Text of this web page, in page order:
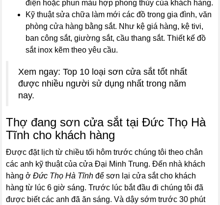
điện hoặc phun màu hợp phong thủy của khách hàng.
Kỹ thuật sửa chữa làm mới các đồ trong gia đình, văn
phòng cửa hàng bằng sắt. Như kệ giá hàng, kệ tivi,
ban công sắt, giường sắt, cầu thang sắt. Thiết kế đồ
sắt inox kẽm theo yêu cầu.
Xem ngay: Top 10 loại sơn cửa sắt tốt nhất
được nhiều người sử dụng nhất trong năm
nay.
Thợ đang sơn cửa sắt tại Đức Thọ Hà
Tĩnh cho khách hàng
Được đặt lịch từ chiều tối hôm trước chúng tôi theo chân
các anh kỹ thuật của cửa Đại Minh Trung. Đến nhà khách
hàng ởĐức Thọ Hà Tĩnh để sơn lại cửa sắt cho khách
hàng từ lúc 6 giờ sáng. Trước lúc bắt đầu đi chúng tôi đã
được biết các anh đã ăn sáng. Và dậy sớm trước 30 phút